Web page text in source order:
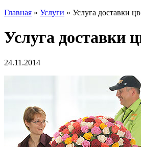
Главная » Услуги » Услуга доставки
Услуга доставки
24.11.2014